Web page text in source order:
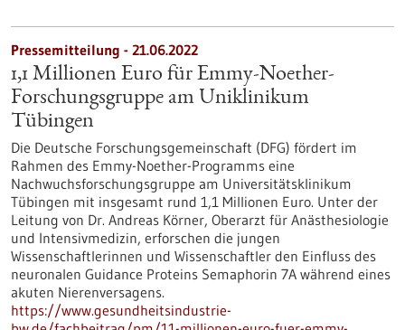
Pressemitteilung - 21.06.2022
1,1 Millionen Euro für Emmy-Noether-
Forschungsgruppe am Uniklinikum
Tübingen
Die Deutsche Forschungsgemeinschaft (DFG) fördert im
Rahmen des Emmy-Noether-Programms eine
Nachwuchsforschungsgruppe am Universitätsklinikum
Tübingen mit insgesamt rund 1,1 Millionen Euro. Unter der
Leitung von Dr. Andreas Körner, Oberarzt für Anästhesiologie
und Intensivmedizin, erforschen die jungen
Wissenschaftlerinnen und Wissenschaftler den Einfluss des
neuronalen Guidance Proteins Semaphorin 7A während eines
akuten Nierenversagens.
https://www.gesundheitsindustrie-